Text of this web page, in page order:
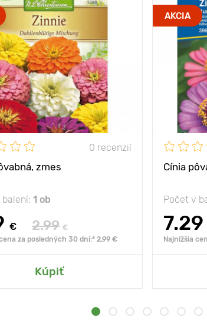
0 recenzií
zmes
1 ob
€ 2.99 €
za posledných 30 dní:* 2.99 €
Kúpiť
AKCIA
Cínia
Počet v
7.29
Najnižšia